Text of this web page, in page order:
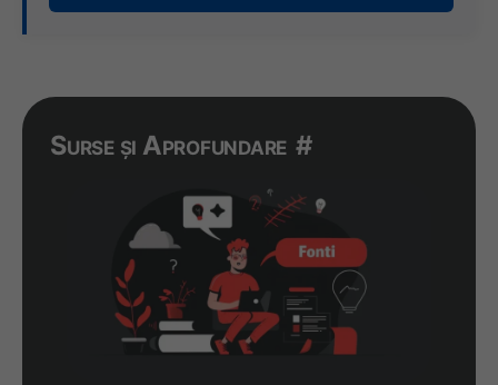
Surse și Aprofundare #